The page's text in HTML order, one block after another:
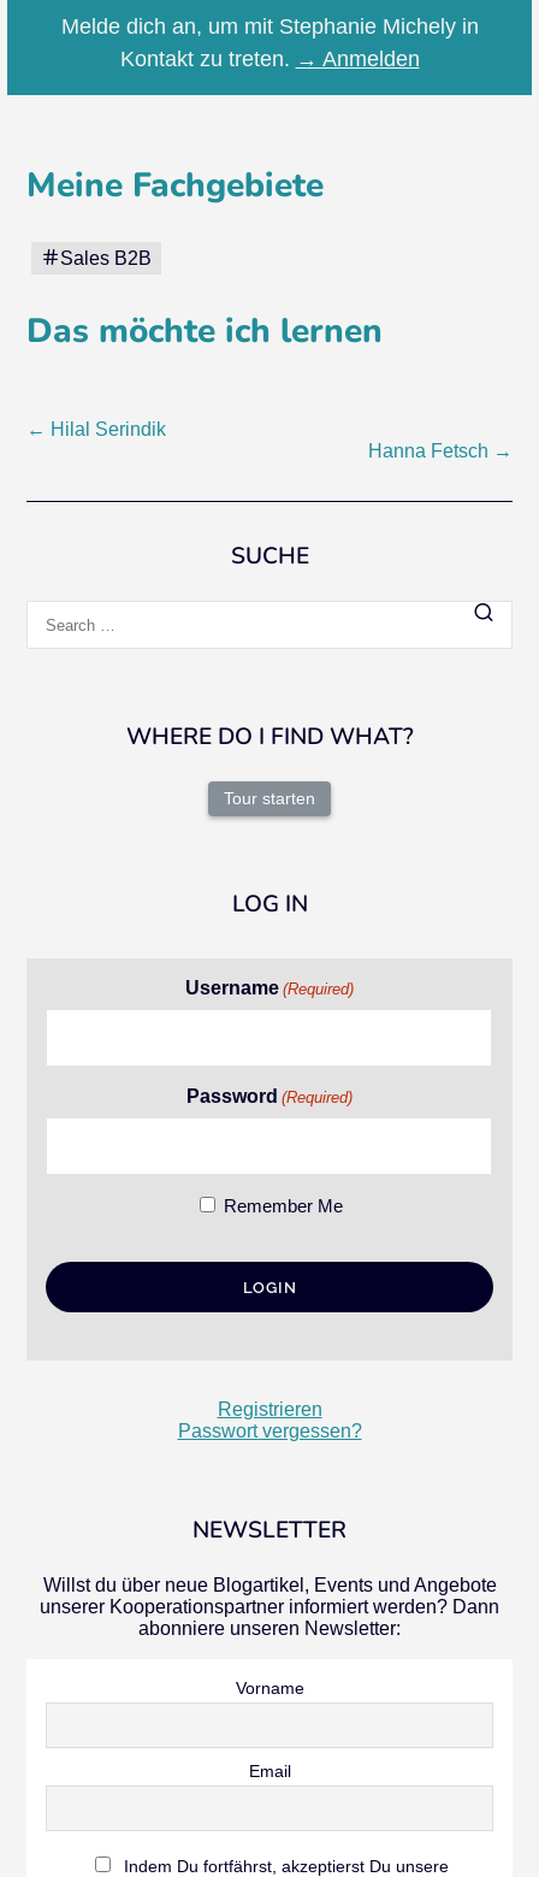
Melde dich an, um mit Stephanie Michely in
Kontakt zu treten. → Anmelden
Meine Fachgebiete
Sales B2B
Das möchte ich lernen
Post
← Hilal Serindik
Hanna Fetsch →
SUCHE
for:
WHERE DO I FIND WHAT?
Tour starten
LOG IN
Username (Required)
Password (Required)
Remember Me
Registrieren
Passwort vergessen?
NEWSLETTER
Willst du über neue Blogartikel, Events und Angebote
unserer Kooperationspartner informiert werden? Dann
abonniere unseren Newsletter:
Vorname
Email
Indem Du fortfährst, akzeptierst Du unsere